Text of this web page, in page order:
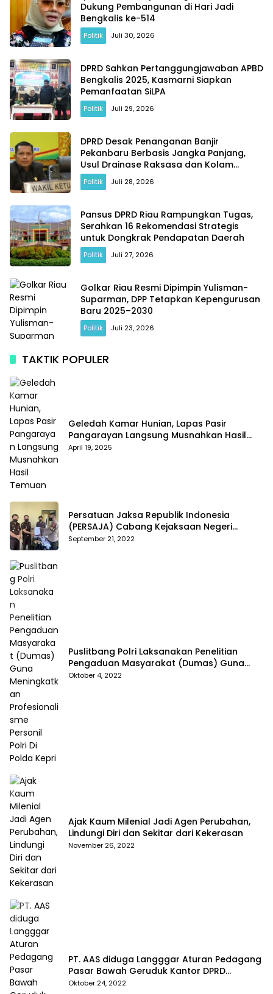
Dukung Pembangunan di Hari Jadi
Bengkalis ke-514
Politik Juli 30, 2026
DPRD Sahkan Pertanggungjawaban APBD
Bengkalis 2025, Kasmarni Siapkan
Pemanfaatan SiLPA
Politik Juli 29, 2026
DPRD Desak Penanganan Banjir
Pekanbaru Berbasis Jangka Panjang,
Usul Drainase Raksasa dan Kolam
Retensi
Politik Juli 28, 2026
Pansus DPRD Riau Rampungkan Tugas,
Serahkan 16 Rekomendasi Strategis
untuk Dongkrak Pendapatan Daerah
Politik Juli 27, 2026
Golkar Riau Resmi Dipimpin Yulisman-
Suparman, DPP Tetapkan Kepengurusan
Baru 2025–2030
Politik Juli 23, 2026
TAKTIK POPULER
Geledah Kamar Hunian, Lapas Pasir
Pangarayan Langsung Musnahkan Hasil
Temuan
April 19, 2025
Persatuan Jaksa Republik Indonesia
(PERSAJA) Cabang Kejaksaan Negeri
Tanggamus resmi melaporkan Alvin Lim ke
September 21, 2022
Puslitbang Polri Laksanakan Penelitian
Pengaduan Masyarakat (Dumas) Guna
Meningkatkan Profesionalisme Personil Polri
Oktober 4, 2022
Ajak Kaum Milenial Jadi Agen Perubahan,
Lindungi Diri dan Sekitar dari Kekerasan
November 26, 2022
PT. AAS diduga Langggar Aturan Pedagang
Pasar Bawah Geruduk Kantor DPRD
Pekanbaru
Oktober 24, 2022